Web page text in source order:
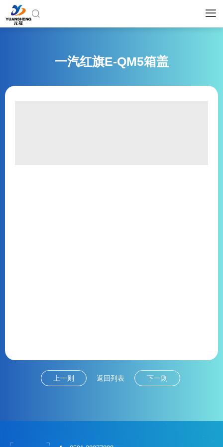
 
一汽红旗E-QM5箱盖
上一则 返回列表 下一则